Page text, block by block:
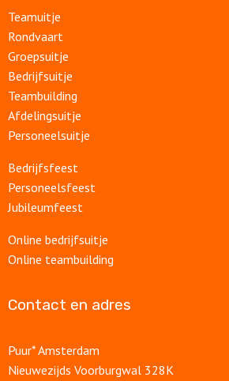
Teamuitje
Rondvaart
Groepsuitje
Bedrijfsuitje
Teambuilding
Afdelingsuitje
Personeelsuitje
Bedrijfsfeest
Personeelsfeest
Jubileumfeest
Online bedrijfsuitje
Online teambuilding
Contact en adres
Puur* Amsterdam
Nieuwezijds Voorburgwal 328K